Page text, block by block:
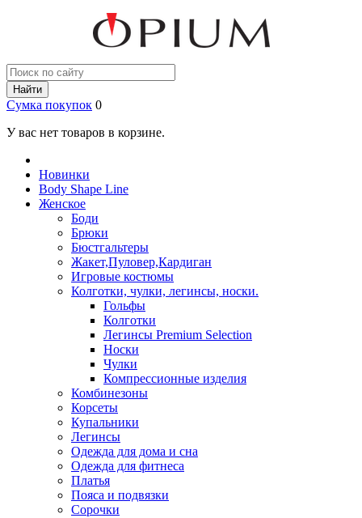
Найти
Сумка покупок 0
У вас нет товаров в корзине.
Новинки
Body Shape Line
Женское
Боди
Брюки
Бюстгальтеры
Жакет,Пуловер,Кардиган
Игровые костюмы
Колготки, чулки, легинсы, носки.
Гольфы
Колготки
Легинсы Premium Selection
Носки
Чулки
Компрессионные изделия
Комбинезоны
Корсеты
Купальники
Легинсы
Одежда для дома и сна
Одежда для фитнеса
Платья
Пояса и подвязки
Сорочки